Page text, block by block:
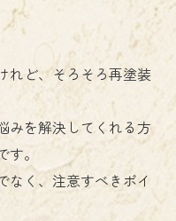
れど、そろそろ再塗装
みを解決してくれる方
。
なく、注意すべきポイ